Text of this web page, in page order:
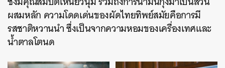
ผสมหลัก ความโดดเด่นของผัดไทยทิพย์สมัยคือการมี
รสชาติหวานนำ ซึ่งเป็นจากความหอมของเครื่องเทศและ
น้ำตาลโตนด